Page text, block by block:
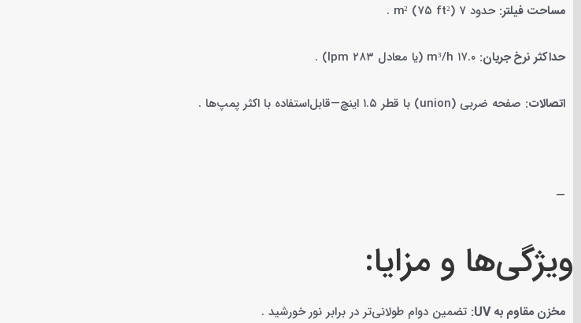
مساحت فیلتر: حدود ۷ m² (۷۵ ft²) .
حداکثر نرخ جریان: ۱۷.۰ m³/h (یا معادل ۲۸۳ lpm) .
اتصالات: صفحه ضربی (union) با قطر ۱.۵ اینچ—قابل‌استفاده با اکثر پمپ‌ها .
—
ویژگی‌ها و مزایا:
مخزن مقاوم به UV: تضمین دوام طولانی‌تر در برابر نور خورشید .